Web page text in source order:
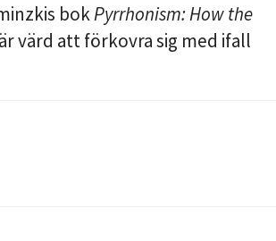
bokPyrrhonism: How the
värd att förkovra sig med ifall